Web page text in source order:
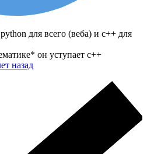
для всего (веба) и c++ для
он уступает с++
назад